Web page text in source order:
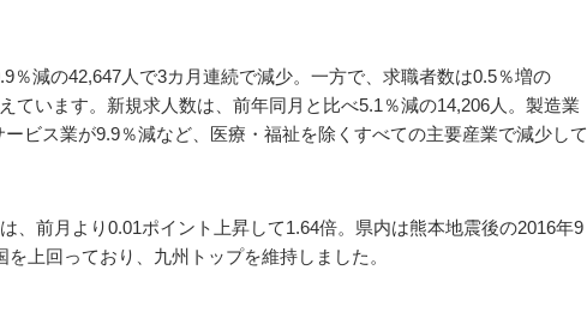
％減の42,647人で3カ月連続で減少。一方で、求職者数は0.5％増の
ています。新規求人数は、前年同月と比べ5.1％減の14,206人。製造業
ビス業が9.9％減など、医療・福祉を除くすべての主要産業で減少して
、前月より0.01ポイント上昇して1.64倍。県内は熊本地震後の2016年9
を上回っており、九州トップを維持しました。